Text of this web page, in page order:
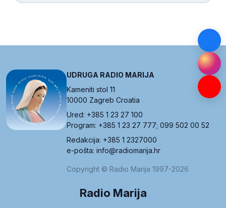
UDRUGA RADIO MARIJA
Kameniti stol 11
10000 Zagreb Croatia
Ured: +385 1 23 27 100
Program: +385 1 23 27 777; 099 502 00 52
Redakcija: +385 1 2327000
e-pošta: info@radiomarija.hr
Copyright © Radio Marija 1997-2026
Radio Marija